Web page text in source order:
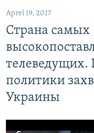
Aprel 19, 2017
Страна самых
телеведущих.
политики
Украины